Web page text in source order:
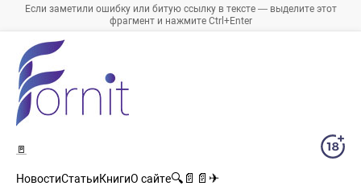
Если заметили ошибку или битую ссылку в тексте — выделите этот
фрагмент и нажмите Ctrl+Enter
🚪
НовостиСтатьиКнигиО сайте🔍 📄 📄 ✈